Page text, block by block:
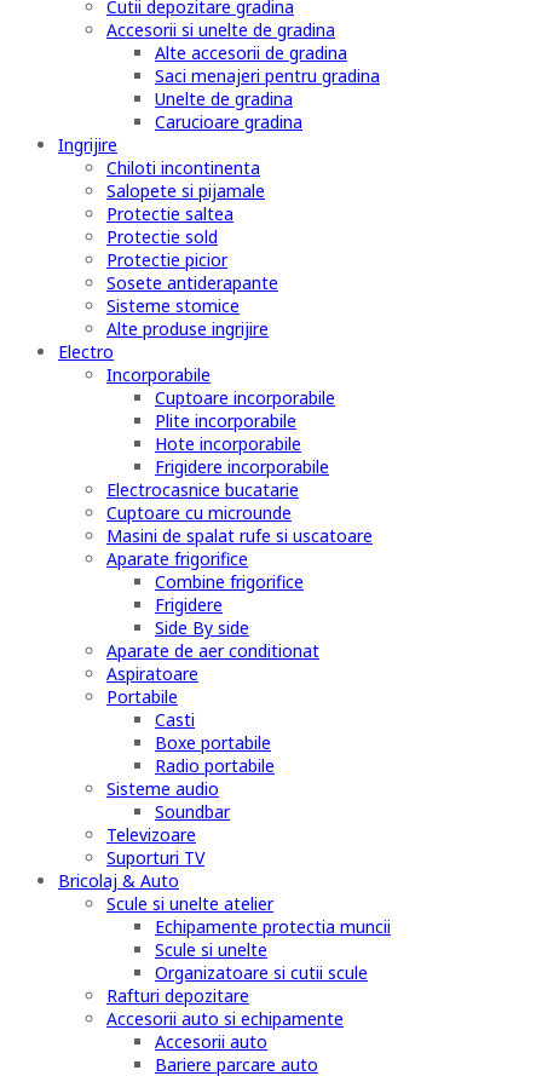
Cutii depozitare gradina
Accesorii si unelte de gradina
Alte accesorii de gradina
Saci menajeri pentru gradina
Unelte de gradina
Carucioare gradina
Ingrijire
Chiloti incontinenta
Salopete si pijamale
Protectie saltea
Protectie sold
Protectie picior
Sosete antiderapante
Sisteme stomice
Alte produse ingrijire
Electro
Incorporabile
Cuptoare incorporabile
Plite incorporabile
Hote incorporabile
Frigidere incorporabile
Electrocasnice bucatarie
Cuptoare cu microunde
Masini de spalat rufe si uscatoare
Aparate frigorifice
Combine frigorifice
Frigidere
Side By side
Aparate de aer conditionat
Aspiratoare
Portabile
Casti
Boxe portabile
Radio portabile
Sisteme audio
Soundbar
Televizoare
Suporturi TV
Bricolaj & Auto
Scule si unelte atelier
Echipamente protectia muncii
Scule si unelte
Organizatoare si cutii scule
Rafturi depozitare
Accesorii auto si echipamente
Accesorii auto
Bariere parcare auto